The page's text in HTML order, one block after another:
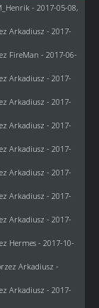
- 2017-05-08,
Arkadiusz - 2017-
FireMan - 2017-06-
Arkadiusz - 2017-
Arkadiusz - 2017-
Arkadiusz - 2017-
Arkadiusz - 2017-
Arkadiusz - 2017-
Arkadiusz - 2017-
Arkadiusz - 2017-
Hermes- 2017-10-
Arkadiusz -
Arkadiusz - 2017-